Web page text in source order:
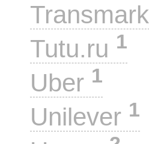
Transmark
Tutu.ru 1
Uber 1
Unilever 1